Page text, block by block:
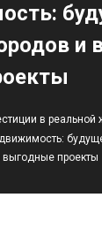
и
в реальной
выгодные проекты